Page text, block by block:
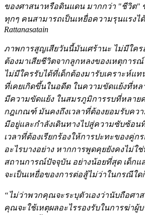
ของศาสนาหรือดินแดน มากกว่า "ชีวิต"
ทุกๆ คนสามารถเป็นเหยื่อความรุนแรงได้
Rattanasatain
ภาพการสูญเสียวันนี้มันเศร้านะ ไม่มีใค
ต้องมาเสียชีวิตจากลูกหลงของเหตุการณ์
ไม่มีใครรับได้ที่เด็กต้องมารับเคราะห์แ
ที่เคยเกิดขึ้นในอดีต ในความขัดแย้งที่ห
มีความขัดแย้ง ในสมรภูมิการรบที่หลาย
กฎเกณฑ์ มันคงถึงเวลาที่ต้องยอมรับคว
มีอยู่และกำลังเดินทางไปสู่ความซับซ้อน
เวลาที่ต้องเรียกร้องให้การปะทะของคู่
อะไรบางอย่าง หากการพูดคุยยังคงไม่ใ
สถานการณ์ปัจจุบัน อย่างน้อยที่สุด เด็ก
จะเป็นเหยื่อของการต่อสู้ไม่ว่าในกรณีใด
“ไม่ว่าพวกคุณจะระบุตัวเองว่านับถือศา
คุณจะใช้เหตุผลอะไรรองรับในการฆ่าผู้